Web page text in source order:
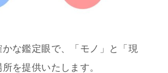
な鑑定眼で、「モノ」と「現
を提供いたします。